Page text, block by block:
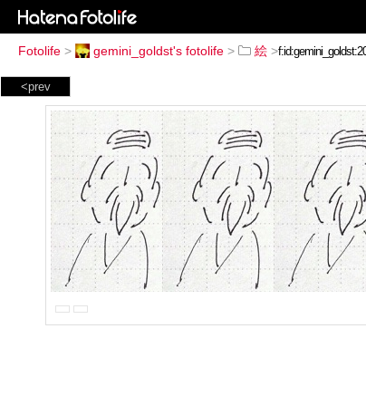
Fotolife > gemini_goldst's fotolife > 絵 >
<prev